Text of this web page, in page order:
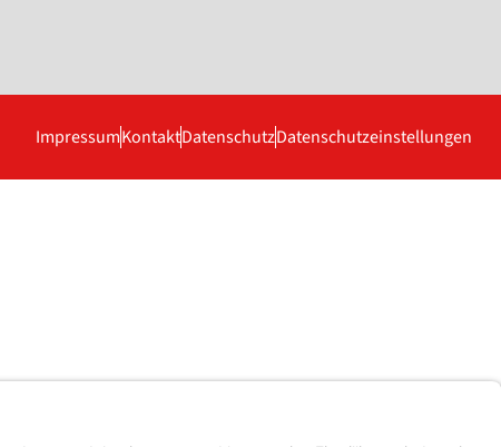
ImpressumKontaktDatenschutzDatenschutzeinstellungen